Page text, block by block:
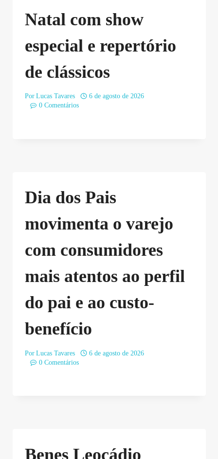
Natal com show
especial e repertório
de clássicos
Por Lucas Tavares
6 de agosto de 2026
0 Comentários
Dia dos Pais
movimenta o varejo
com consumidores
mais atentos ao perfil
do pai e ao custo-
benefício
Por Lucas Tavares
6 de agosto de 2026
0 Comentários
Benes Leocádio